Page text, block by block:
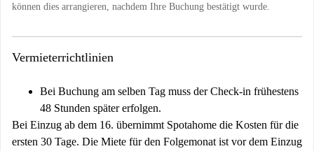
können dies arrangieren, nachdem Ihre Buchung bestätigt wurde.
Vermieterrichtlinien
Bei Buchung am selben Tag muss der Check-in frühestens
48 Stunden später erfolgen.
Bei Einzug ab dem 16. übernimmt Spotahome die Kosten für die
ersten 30 Tage. Die Miete für den Folgemonat ist vor dem Einzug